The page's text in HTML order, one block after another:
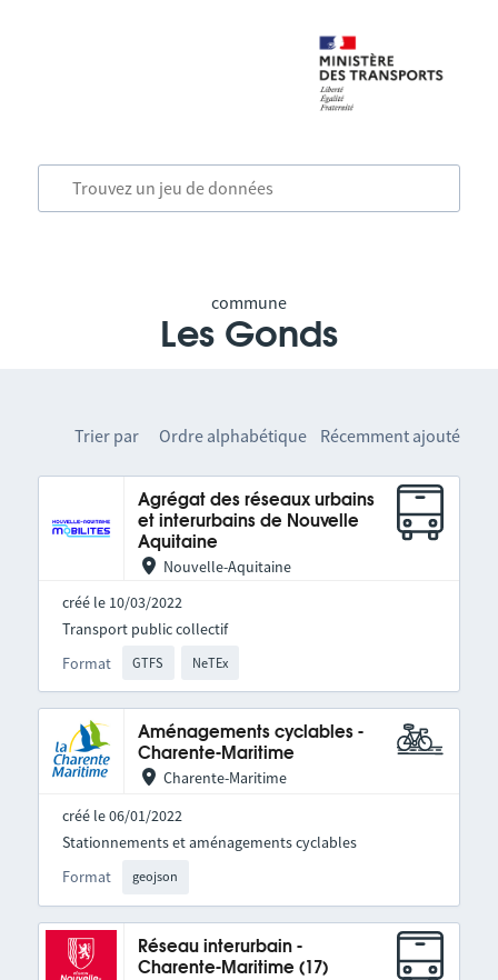
commune
Les Gonds
Trier par Ordre alphabétique Récemment ajouté
Agrégat des réseaux urbains
et interurbains de Nouvelle
Aquitaine
Nouvelle-Aquitaine
créé le 10/03/2022
Format GTFS NeTEx
Transport public collectif
Aménagements cyclables -
Charente-Maritime
Charente-Maritime
créé le 06/01/2022
Format geojson
Stationnements et aménagements cyclables
Réseau interurbain -
Charente-Maritime (17)